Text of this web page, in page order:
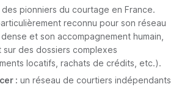
des pionniers du courtage en France.
reconnu pour son réseau
et son accompagnement humain,
sur des dossiers complexes
locatifs, rachats de crédits, etc.).
: un réseau de courtiers indépendants